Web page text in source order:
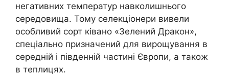
негативних температур навколишнього
середовища. Тому селекціонери вивели
особливий сорт ківано «Зелений Дракон»,
спеціально призначений для вирощування в
середній і південній частині Європи, а також
в теплицях.